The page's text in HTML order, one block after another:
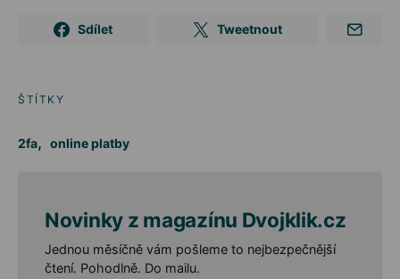
Sdílet Tweetnout
ŠTÍTKY
2fa, online platby
Novinky z magazínu Dvojklik.cz
Jednou měsíčně vám pošleme to nejbezpečnější
čtení. Pohodlně. Do mailu.